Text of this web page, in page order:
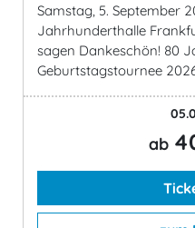
Samstag, 5. September
Jahrhunderthalle
sagen Dankeschön! 80
Geburtstagstournee
ab